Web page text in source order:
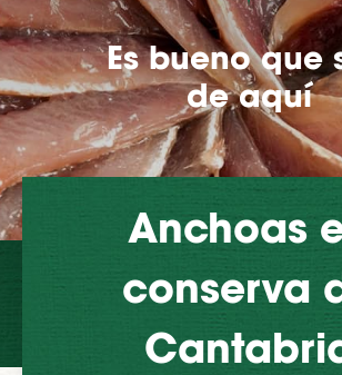
Es bueno que
de aquí
Anchoas
conserva